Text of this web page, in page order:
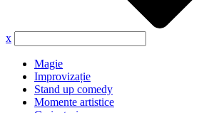
x
Magie
Improvizație
Stand up comedy
Momente artistice